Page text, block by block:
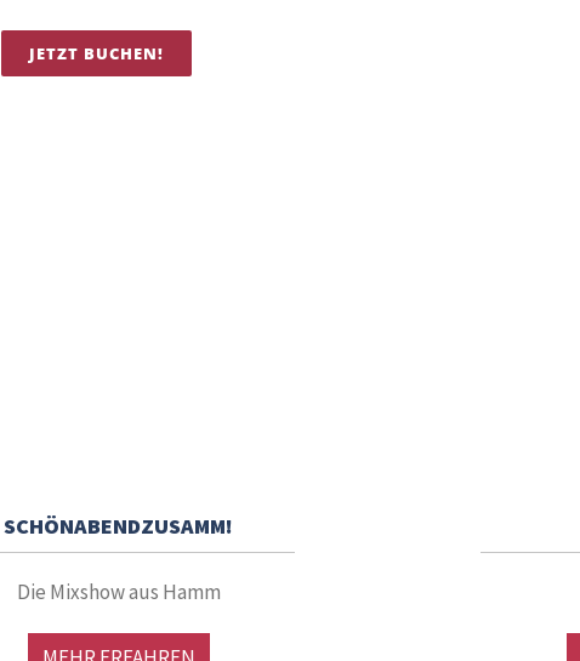
JETZT BUCHEN!
SCHÖNABENDZUSAMM!
Die Mixshow aus Hamm